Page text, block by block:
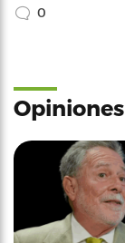
0
Opiniones